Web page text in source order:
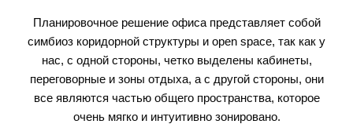
Планировочное решение офиса представляет собой
симбиоз коридорной структуры и open space, так как у
нас, с одной стороны, четко выделены кабинеты,
переговорные и зоны отдыха, а с другой стороны, они
все являются частью общего пространства, которое
очень мягко и интуитивно зонировано.